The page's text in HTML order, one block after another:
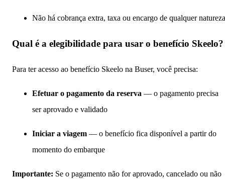
Não há cobrança extra, taxa ou encargo de qualquer natureza
Qual é a elegibilidade para usar o benefício Skeelo?
Para ter acesso ao benefício Skeelo na Buser, você precisa:
Efetuar o pagamento da reserva — o pagamento precisa
ser aprovado e validado
Iniciar a viagem — o benefício fica disponível a partir do
momento do embarque
Importante: Se o pagamento não for aprovado, cancelado ou não